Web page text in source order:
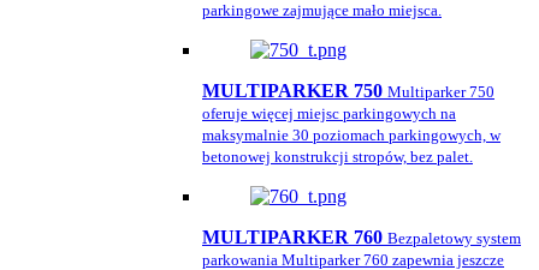
parkingowe zajmujące mało miejsca.
MULTIPARKER 750 Multiparker 750
oferuje więcej miejsc parkingowych na
maksymalnie 30 poziomach parkingowych, w
betonowej konstrukcji stropów, bez palet.
MULTIPARKER 760 Bezpaletowy system
parkowania Multiparker 760 zapewnia jeszcze